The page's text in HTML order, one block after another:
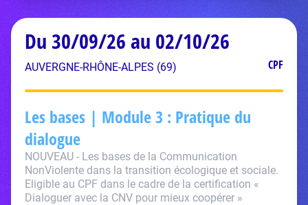
Du 30/09/26 au 02/10/26
AUVERGNE-RHÔNE-ALPES (69) CPF
Les bases | Module 3 : Pratique du
dialogue
NOUVEAU - Les bases de la Communication
NonViolente dans la transition écologique et sociale.
Eligible au CPF dans le cadre de la certification «
Dialoguer avec la CNV pour mieux coopérer »